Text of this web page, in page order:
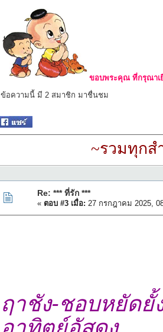
ขอบพระคุณ ที่กรุณาเ
ข้อความนี้ มี 2 สมาชิก มาชื่นชม
~รวมทุกส
Re: *** ที่รัก ***
« ตอบ #3 เมื่อ: 27 กรกฎาคม 2025,
ฤาชัง-ชอบหยัด